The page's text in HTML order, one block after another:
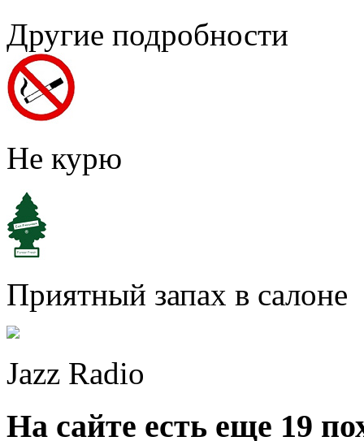
Другие подробности
Не курю
Приятный запах в салоне
Jazz Radio
На сайте есть еще 19